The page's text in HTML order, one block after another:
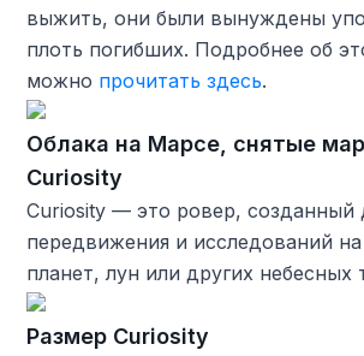
выжить, они были вынуждены
плоть погибших. Подробнее об
можно прочитать здесь.
Облака на Марсе, снятые
Curiosity
Curiosity — это ровер, созданный
передвижения и исследований
планет, лун или других небесных
Размер Curiosity